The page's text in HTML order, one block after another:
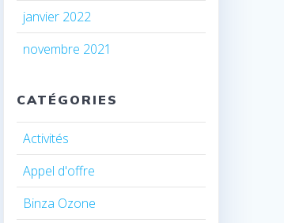
janvier 2022
novembre 2021
CATÉGORIES
Activités
Appel d'offre
Binza Ozone